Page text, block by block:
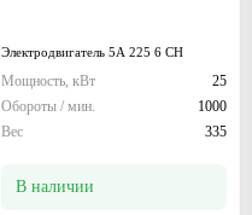
Электродвигатель 5А 225 6 СН
Мощность, кВт
25
Обороты / мин.
1000
Вес
335
В наличии